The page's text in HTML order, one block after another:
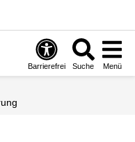
Barrierefrei Suche Menü